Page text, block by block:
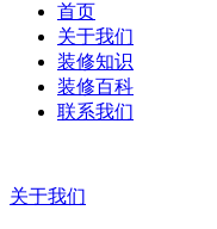
首页
关于我们
装修知识
装修百科
联系我们
关于我们